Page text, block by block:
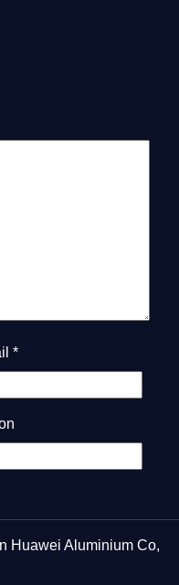
*
Huawei Aluminium Co,